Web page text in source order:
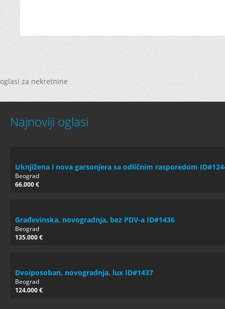
oglasi za nekretnine
Najnoviji oglasi
Uknjižena i nova garsonjera sa odličnim rasporedom
Beograd
66.000 €
Građevinska, novogradnja, bez PDV-a ID#1436
Beograd
135.000 €
Dvoiposoban, novogradnja, lux ID#1437
Beograd
124.000 €